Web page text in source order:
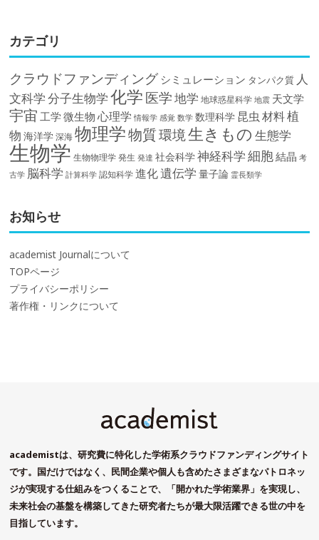
カテゴリ
クラウドファンディングシミュレーション タンパク質 人
文科学分子生物学化学医学地学 地球惑星科学 地震 天文学
宇宙 工学 微生物 心理学 情報学 感覚 数学 数理科学 昆虫 材料植
物 海洋学 深海 物理学物質環境生きもの 生態学
生物学 生物物理学 発生 発達 社会科学神経科学細胞結晶 考
古学 脳科学 計算科学 認知科学 進化遺伝学 量子論 霊長類学
お知らせ
academist Journalについて
TOPページ
プライバシーポリシー
著作権・リンクについて
academistは、研究費に特化した学術系クラウドファンディングサイト
です。国だけではなく、民間企業や個人も含めたさまざまなパトロネッ
ジが実現する仕組みをつくることで、「開かれた学術業界」を実現し、
未来社会の基盤を構築してきた研究者たちが最大限活躍できる世の中を
目指しています。